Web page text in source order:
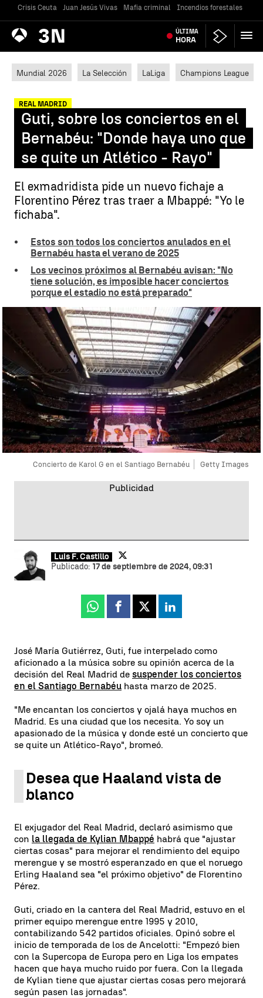
Crisis Ceuta Juan Jesús Vivas Mafia criminal Incendios forestales
Antena
3 Noticias ÚLTIMA
HORA
Mundial 2026 La Selección LaLiga Champions League
REAL MADRID
Guti, sobre los conciertos en el
Bernabéu: "Donde haya uno que
se quite un Atlético - Rayo"
El exmadridista pide un nuevo fichaje a
Florentino Pérez tras traer a Mbappé: "Yo le
fichaba".
Estos son todos los conciertos anulados en el
Bernabéu hasta el verano de 2025
Los vecinos próximos al Bernabéu avisan: "No
tiene solución, es imposible hacer conciertos
porque el estadio no está preparado"
Concierto de Karol G en el Santiago Bernabéu Getty Images
Luis F. Castillo
Publicado: 17 de septiembre de 2024, 09:31
Whatsapp
Facebook
X Linkedin
José María Gutiérrez, Guti, fue interpelado como
aficionado a la música sobre su opinión acerca de la
decisión del Real Madrid de suspender los conciertos
en el Santiago Bernabéu hasta marzo de 2025.
"Me encantan los conciertos y ojalá haya muchos en
Madrid. Es una ciudad que los necesita. Yo soy un
apasionado de la música y donde esté un concierto que
se quite un Atlético-Rayo", bromeó.
Desea que Haaland vista de
blanco
El exjugador del Real Madrid, declaró asimismo que
con la llegada de Kylian Mbappé habrá que "ajustar
ciertas cosas" para mejorar el rendimiento del equipo
merengue y se mostró esperanzado en que el noruego
Erling Haaland sea "el próximo objetivo" de Florentino
Pérez.
Guti, criado en la cantera del Real Madrid, estuvo en el
primer equipo merengue entre 1995 y 2010,
contabilizando 542 partidos oficiales. Opinó sobre el
inicio de temporada de los de Ancelotti: "Empezó bien
con la Supercopa de Europa pero en Liga los empates
hacen que haya mucho ruido por fuera. Con la llegada
de Kylian tiene que ajustar ciertas cosas pero mejorará
según pasen las jornadas".